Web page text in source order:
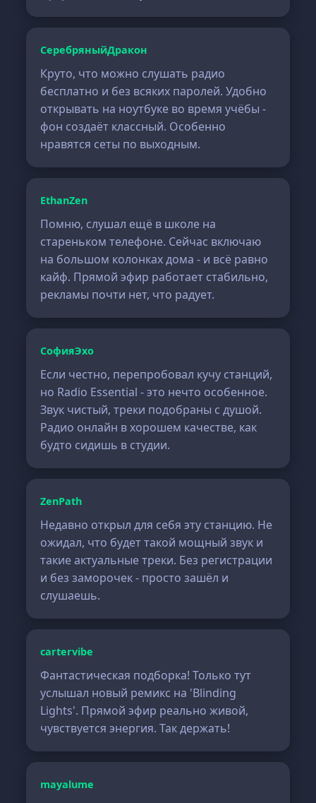
СеребряныйДракон
Круто, что можно слушать радио
бесплатно и без всяких паролей. Удобно
открывать на ноутбуке во время учёбы -
фон создаёт классный. Особенно
нравятся сеты по выходным.
EthanZen
Помню, слушал ещё в школе на
стареньком телефоне. Сейчас включаю
на большом колонках дома - и всё равно
кайф. Прямой эфир работает стабильно,
рекламы почти нет, что радует.
СофияЭхо
Если честно, перепробовал кучу станций,
но Radio Essential - это нечто особенное.
Звук чистый, треки подобраны с душой.
Радио онлайн в хорошем качестве, как
будто сидишь в студии.
ZenPath
Недавно открыл для себя эту станцию. Не
ожидал, что будет такой мощный звук и
такие актуальные треки. Без регистрации
и без заморочек - просто зашёл и
слушаешь.
cartervibe
Фантастическая подборка! Только тут
услышал новый ремикс на 'Blinding
Lights'. Прямой эфир реально живой,
чувствуется энергия. Так держать!
mayalume